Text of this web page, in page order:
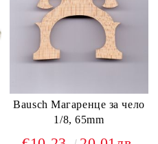
Bausch Магаренце за чело
1/8, 65mm